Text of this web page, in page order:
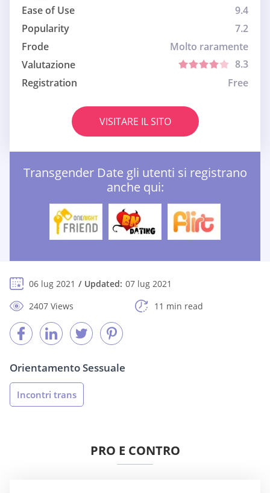
Ease of Use
9.4
Popularity
7.2
Frode
Molto raramente
Valutazione
8.3
Registration
Free
VISITARE IL SITO
Transgender Date gli utenti si registrano
anche qui:
06 lug 2021 Updated: 07 lug 2021
2407 Views
11 min read
Orientamento Sessuale
Incontri trans
PRO E CONTRO